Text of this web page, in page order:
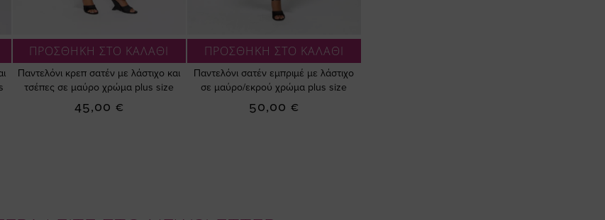
ΠΡΟΣΘΗΚΗ ΣΤΟ ΚΑΛΑΘΙ
Παντελόνι κρεπ σατέν με λάστιχο και
τσέπες σε μαύρο χρώμα plus size
45,00 €
ΠΡΟΣΘΗΚΗ ΣΤΟ ΚΑΛΑΘΙ
Παντελόνι σατέν εμπριμέ με λάστιχο
σε μαύρο/εκρού χρώμα plus size
50,00 €